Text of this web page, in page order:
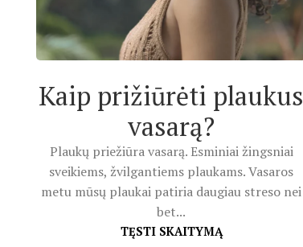
Kaip prižiūrėti plaukus
vasarą?
Plaukų priežiūra vasarą. Esminiai žingsniai
sveikiems, žvilgantiems plaukams. Vasaros
metu mūsų plaukai patiria daugiau streso nei
bet...
TĘSTI SKAITYMĄ